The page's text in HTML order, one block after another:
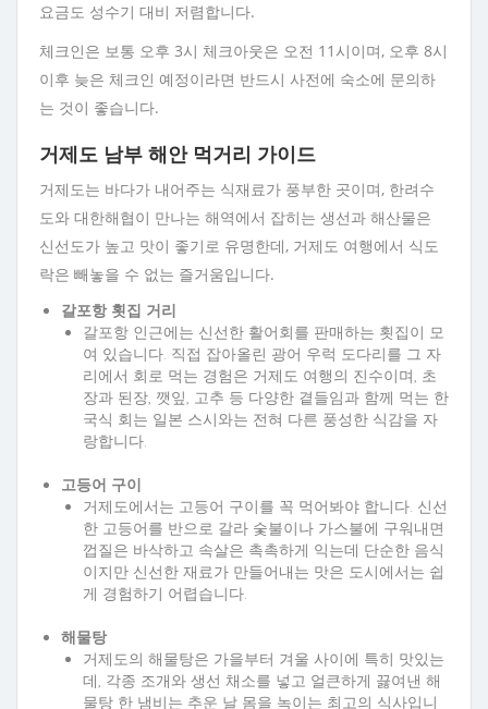
요금도 성수기 대비 저렴합니다.
체크인은 보통 오후 3시 체크아웃은 오전 11시이며, 오후 8시
이후 늦은 체크인 예정이라면 반드시 사전에 숙소에 문의하
는 것이 좋습니다.
거제도 남부 해안 먹거리 가이드
거제도는 바다가 내어주는 식재료가 풍부한 곳이며, 한려수
도와 대한해협이 만나는 해역에서 잡히는 생선과 해산물은
신선도가 높고 맛이 좋기로 유명한데, 거제도 여행에서 식도
락은 빼놓을 수 없는 즐거움입니다.
갈포항 횟집 거리
갈포항 인근에는 신선한 활어회를 판매하는 횟집이 모
여 있습니다. 직접 잡아올린 광어 우럭 도다리를 그 자
리에서 회로 먹는 경험은 거제도 여행의 진수이며, 초
장과 된장, 깻잎, 고추 등 다양한 곁들임과 함께 먹는 한
국식 회는 일본 스시와는 전혀 다른 풍성한 식감을 자
랑합니다.
고등어 구이
거제도에서는 고등어 구이를 꼭 먹어봐야 합니다. 신선
한 고등어를 반으로 갈라 숯불이나 가스불에 구워내면
껍질은 바삭하고 속살은 촉촉하게 익는데 단순한 음식
이지만 신선한 재료가 만들어내는 맛은 도시에서는 쉽
게 경험하기 어렵습니다.
해물탕
거제도의 해물탕은 가을부터 겨울 사이에 특히 맛있는
데, 각종 조개와 생선 채소를 넣고 얼큰하게 끓여낸 해
물탕 한 냄비는 추운 날 몸을 녹이는 최고의 식사입니